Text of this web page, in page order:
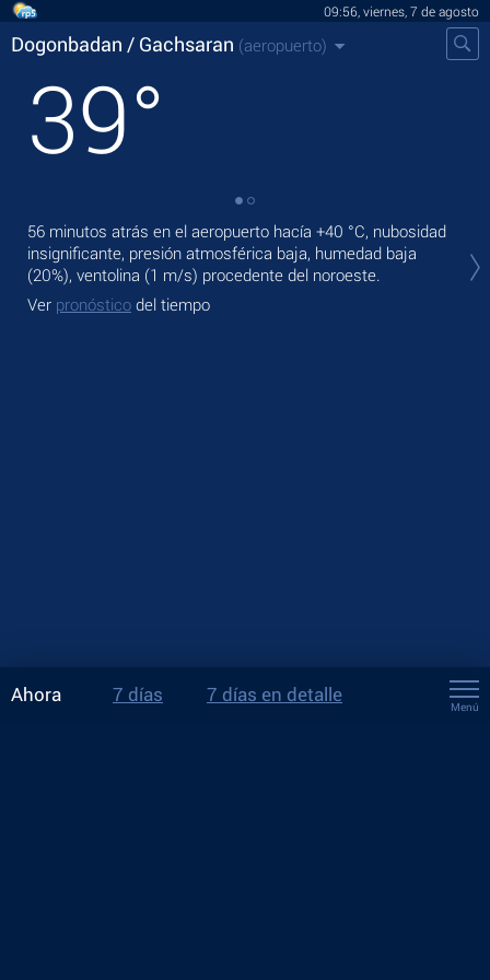
09:56, viernes, 7 de agosto
Dogonbadan / Gachsaran (aeropuerto)
39°
56 minutos atrás en el aeropuerto hacía +40 °C, nubosidad
insignificante, presión atmosférica baja, humedad baja
(20%), ventolina (1 m/s) procedente del noroeste.
Ver pronóstico del tiempo
Ahora 7 días 7 días en detalle
Menú